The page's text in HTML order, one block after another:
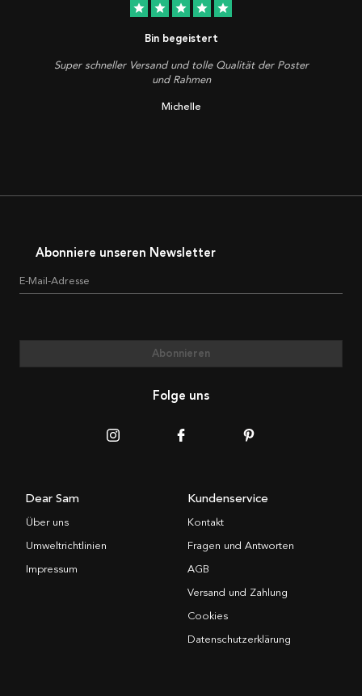
star star star star star
Bin begeistert
Super schneller Versand und tolle Qualität der Poster
und Rahmen
Michelle
Abonniere unseren Newsletter
E-Mail-Adresse
Abonnieren
Folge uns
Dear Sam
Über uns
Umweltrichtlinien
Impressum
Kundenservice
Kontakt
Fragen und Antworten
AGB
Versand und Zahlung
Cookies
Datenschutzerklärung